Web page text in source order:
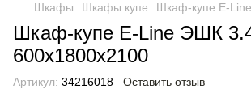
Шкафы Шкафы купе Шкаф-купе E-
Шкаф-купе E-Line ЭШК
600x1800x2100
Артикул: 34216018 Оставить отзыв